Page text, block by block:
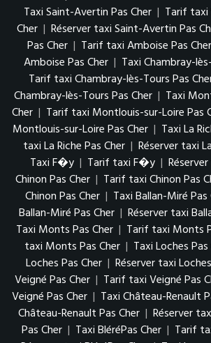
Taxi Saint-Avertin Pas Cher | Tarif taxi
Cher | Réserver taxi Saint-Avertin Pas
Pas Cher | Tarif taxi Amboise Pas Cher
Amboise Pas Cher | Taxi Chambray-
Tarif taxi Chambray-lès-Tours Pas
Chambray-lès-Tours Pas Cher | Taxi
Cher | Tarif taxi Montlouis-sur-Loire Pas
Montlouis-sur-Loire Pas Cher | Taxi La
taxi La Riche Pas Cher | Réserver taxi
Taxi F�y | Tarif taxi F�y |
Chinon Pas Cher | Tarif taxi Chinon Pas
Chinon Pas Cher | Taxi Ballan-Miré Pas
Ballan-Miré Pas Cher | Réserver taxi
Taxi Monts Pas Cher | Tarif taxi Monts
taxi Monts Pas Cher | Taxi Loches
Loches Pas Cher | Réserver taxi
Veigné Pas Cher | Tarif taxi Veigné Pas
Veigné Pas Cher | Taxi Château-Renault
Château-Renault Pas Cher | Réserver
Pas Cher | Taxi BléréPas Cher | Tarif